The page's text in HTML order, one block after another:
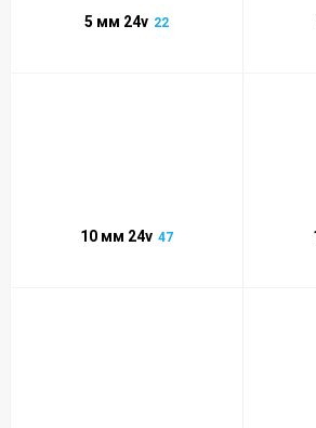
5 мм 24v 22
10 мм 24v 47